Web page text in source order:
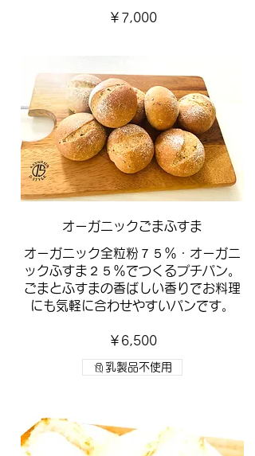
￥7,000
オーガニックごまふすま
オーガニック全粒粉７５％・オーガニ
ックふすま２５％でつくるプチパン。
ごまとふすまの香ばしい香りでお料理
にも気軽に合わせやすいパンです。
￥6,500
乳製品不使用